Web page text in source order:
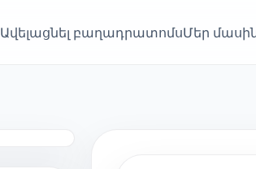
Ավելացնել բաղադրատոմսՄեր